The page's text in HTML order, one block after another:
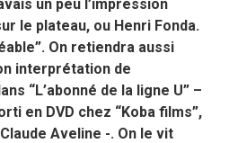
un peu l’impression
le plateau, ou Henri Fonda.
On retiendra aussi
interprétation de
“L’abonné de la ligne U” –
en DVD chez “Koba films”,
Aveline -. On le vit